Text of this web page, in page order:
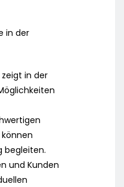
in der
in der
begleiten.
und Kunden